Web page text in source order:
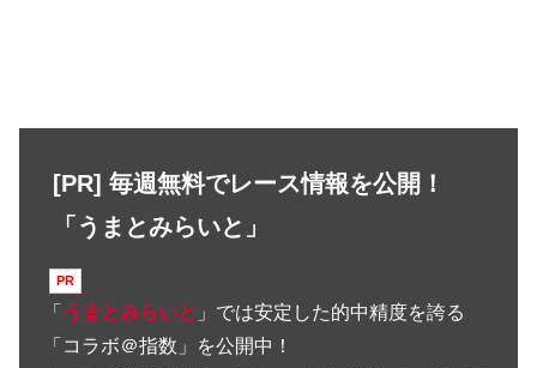
[PR] 毎週無料でレース情報を公開！
「うまとみらいと」
「 うまとみらいと 」では安定した的中精度を誇る
「コラボ＠指数」を公開中！